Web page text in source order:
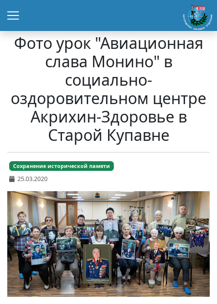
Фото урок "Авиационная
слава Монино" в
социально-
оздоровительном центре
Акрихин-Здоровье в
Старой Купавне
Сохранение исторической памяти
25.03.2020